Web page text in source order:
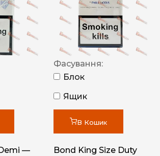
—
Фасування:
Блок
Ящик
В Кошик
Bond King Size Duty